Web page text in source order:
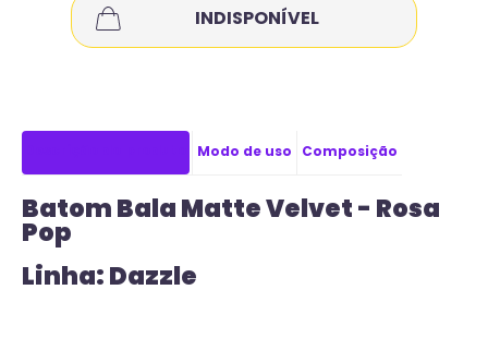
INDISPONÍVEL
Modo de uso Composição
Batom Bala Matte Velvet - Rosa
Pop
Linha: Dazzle